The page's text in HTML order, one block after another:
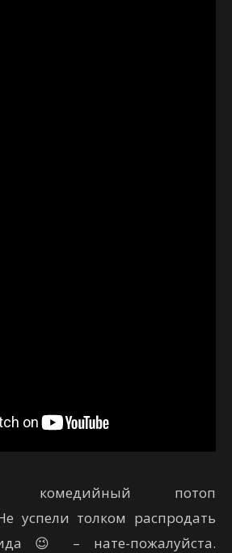
комедийный потоп
успели толком распродать
😉 – нате-пожалуйста.